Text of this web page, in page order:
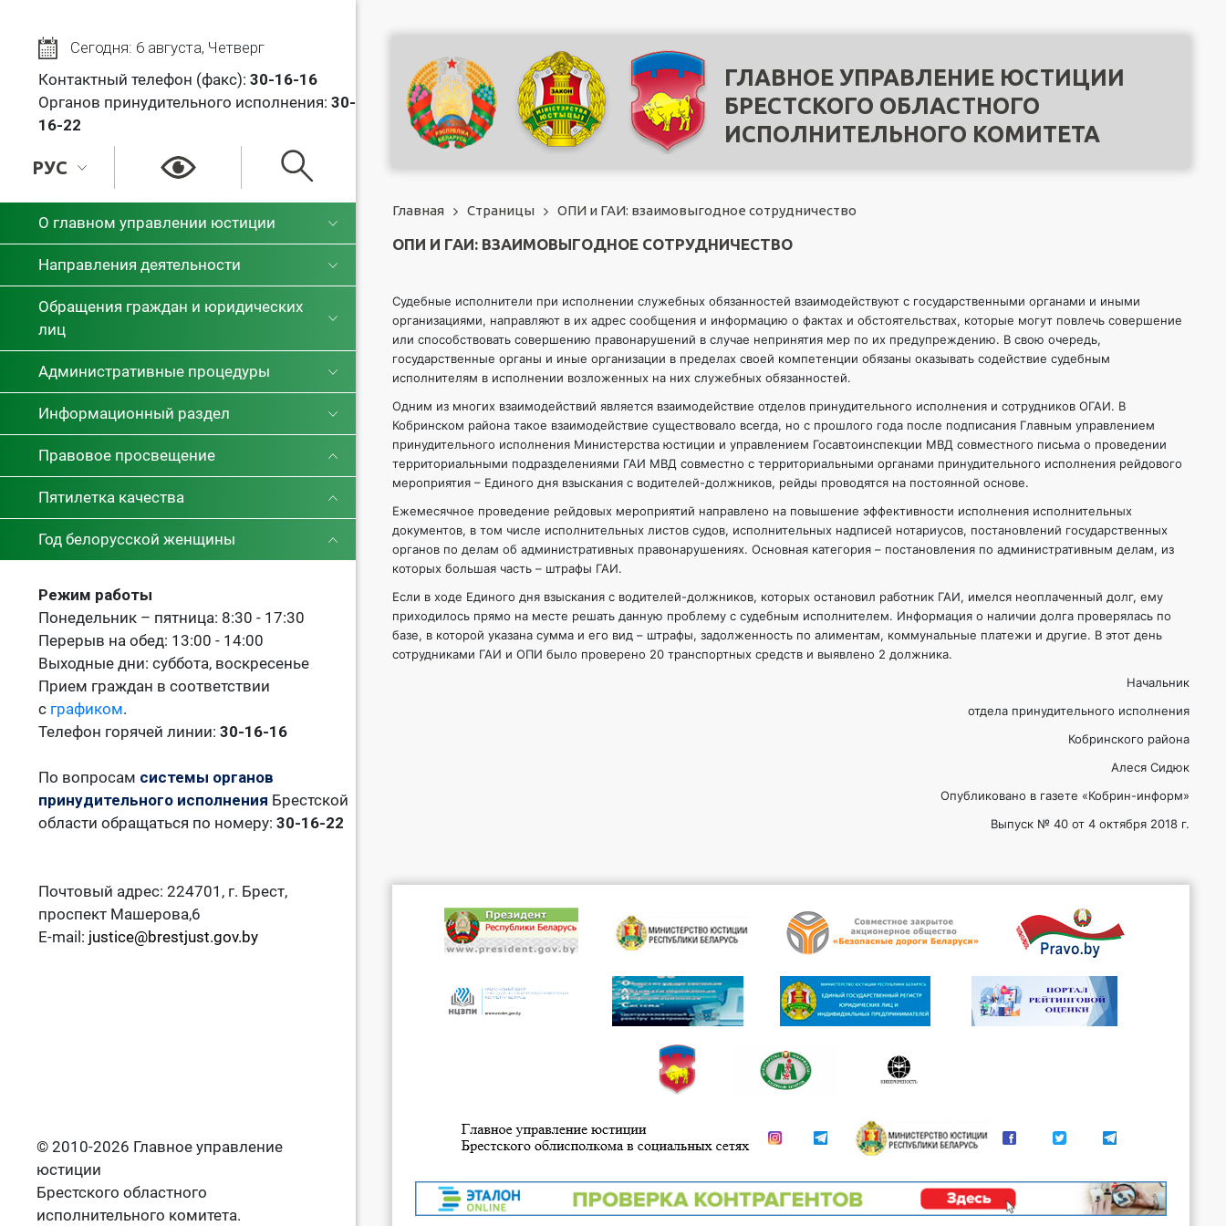
Сегодня: 6 августа, Четверг
Контактный телефон (факс): 30-16-16
Органов принудительного исполнения: 30-
16-22
РУС
О главном управлении юстиции
Направления деятельности
Обращения граждан и юридических
лиц
Административные процедуры
Информационный раздел
Правовое просвещение
Пятилетка качества
Год белорусской женщины
Режим работы
Понедельник – пятница: 8:30 - 17:30
Перерыв на обед: 13:00 - 14:00
Выходные дни: суббота, воскресенье
Прием граждан в соответствии
с графиком.
Телефон горячей линии: 30-16-16
По вопросам системы органов
принудительного исполнения Брестской
области обращаться по номеру: 30-16-22
Почтовый адрес: 224701, г. Брест,
проспект Машерова,6
E-mail: justice@brestjust.gov.by
© 2010-2026 Главное управление
юстиции
Брестского областного
исполнительного комитета.
ГЛАВНОЕ УПРАВЛЕНИЕ ЮСТИЦИИ
БРЕСТСКОГО ОБЛАСТНОГО
ИСПОЛНИТЕЛЬНОГО КОМИТЕТА
Главная Страницы ОПИ и ГАИ: взаимовыгодное сотрудничество
ОПИ И ГАИ: ВЗАИМОВЫГОДНОЕ СОТРУДНИЧЕСТВО
Судебные исполнители при исполнении служебных обязанностей взаимодействуют с государственными органами и иными
организациями, направляют в их адрес сообщения и информацию о фактах и обстоятельствах, которые могут повлечь совершение
или способствовать совершению правонарушений в случае непринятия мер по их предупреждению. В свою очередь,
государственные органы и иные организации в пределах своей компетенции обязаны оказывать содействие судебным
исполнителям в исполнении возложенных на них служебных обязанностей.
Одним из многих взаимодействий является взаимодействие отделов принудительного исполнения и сотрудников ОГАИ. В
Кобринском района такое взаимодействие существовало всегда, но с прошлого года после подписания Главным управлением
принудительного исполнения Министерства юстиции и управлением Госавтоинспекции МВД совместного письма о проведении
территориальными подразделениями ГАИ МВД совместно с территориальными органами принудительного исполнения рейдового
мероприятия – Единого дня взыскания с водителей-должников, рейды проводятся на постоянной основе.
Ежемесячное проведение рейдовых мероприятий направлено на повышение эффективности исполнения исполнительных
документов, в том числе исполнительных листов судов, исполнительных надписей нотариусов, постановлений государственных
органов по делам об административных правонарушениях. Основная категория – постановления по административным делам, из
которых большая часть – штрафы ГАИ.
Если в ходе Единого дня взыскания с водителей-должников, которых остановил работник ГАИ, имелся неоплаченный долг, ему
приходилось прямо на месте решать данную проблему с судебным исполнителем. Информация о наличии долга проверялась по
базе, в которой указана сумма и его вид – штрафы, задолженность по алиментам, коммунальные платежи и другие. В этот день
сотрудниками ГАИ и ОПИ было проверено 20 транспортных средств и выявлено 2 должника.
Начальник
отдела принудительного исполнения
Кобринского района
Алеся Сидюк
Опубликовано в газете «Кобрин-информ»
Выпуск № 40 от 4 октября 2018 г.